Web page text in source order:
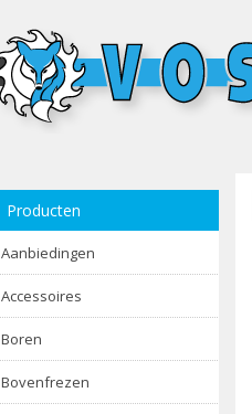
Producten
Aanbiedingen
Accessoires
Boren
Bovenfrezen